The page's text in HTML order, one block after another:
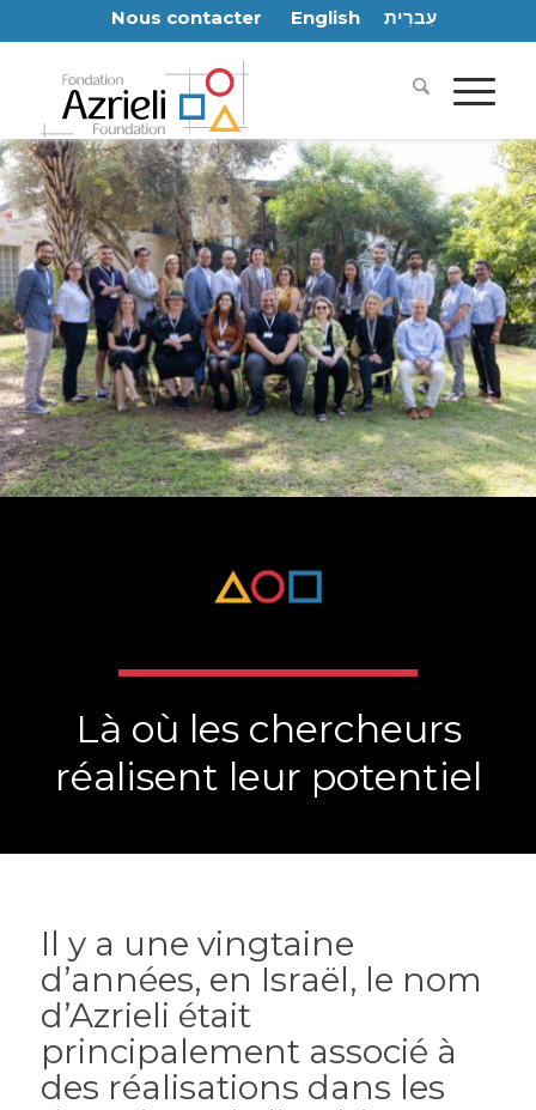
Nous contacter English עִברִית
Là où les chercheurs
réalisent leur potentiel
Il y a une vingtaine
d’années, en Israël, le nom
d’Azrieli était
principalement associé à
des réalisations dans les